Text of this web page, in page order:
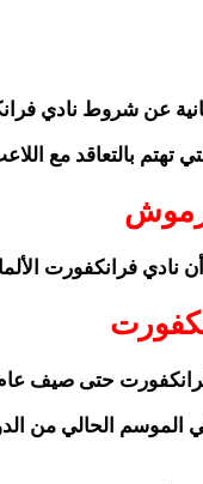
عن شروط نادي
تهتم بالتعاقد مع
فرانكفورت الألماني
من اللاعب في الدوري الألماني وإحراز العديد من